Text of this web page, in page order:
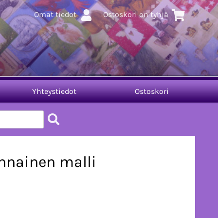
Omat tiedot Ostoskori on tyhjä
Yhteystiedot Ostoskori
malli